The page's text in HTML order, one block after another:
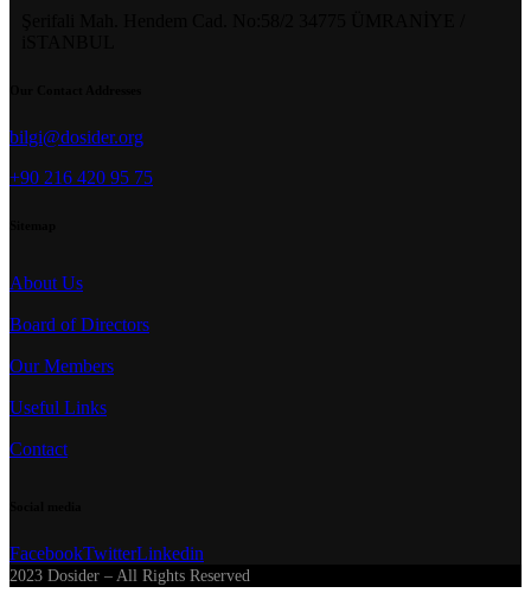
bilgi@dosider.org
+90 216 420 95 75
About Us
Board of Directors
Our Members
Useful Links
Contact
FacebookTwitterLinkedin
2023 Dosider – All Rights Reserved